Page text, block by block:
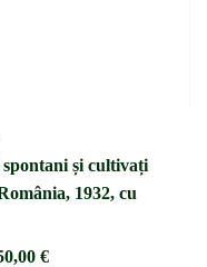
și cultivați
1932, cu
€